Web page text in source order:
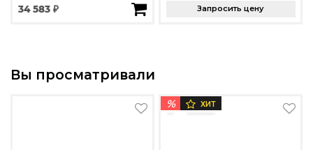
34 583 ₽ Запросить цену
Вы просматривали
% ХИТ